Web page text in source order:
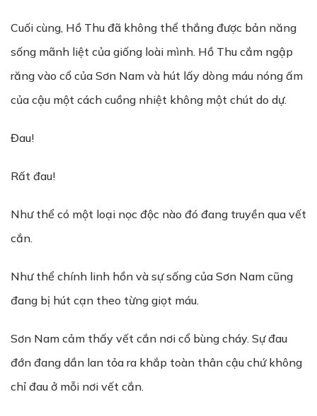
Cuối cùng, Hồ Thu đã không thể thắng được bản năng
sống mãnh liệt của giống loài mình. Hồ Thu cắm ngập
răng vào cổ của Sơn Nam và hút lấy dòng máu nóng ấm
của cậu một cách cuồng nhiệt không một chút do dự.
Đau!
Rất đau!
Như thể có một loại nọc độc nào đó đang truyền qua vết
cắn.
Như thể chính linh hồn và sự sống của Sơn Nam cũng
đang bị hút cạn theo từng giọt máu.
Sơn Nam cảm thấy vết cắn nơi cổ bùng cháy. Sự đau
đớn đang dần lan tỏa ra khắp toàn thân cậu chứ không
chỉ đau ở mỗi nơi vết cắn.